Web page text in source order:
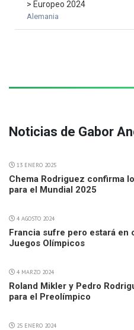
> Europeo 2024
Alemania
Noticias de Gabor
13 ENERO 2025
Chema Rodriguez confirma
para el Mundial 2025
4 AGOSTO 2024
Francia sufre pero estará en
Juegos Olímpicos
4 MARZO 2024
Roland Mikler y Pedro
para el Preolímpico
25 ENERO 2024